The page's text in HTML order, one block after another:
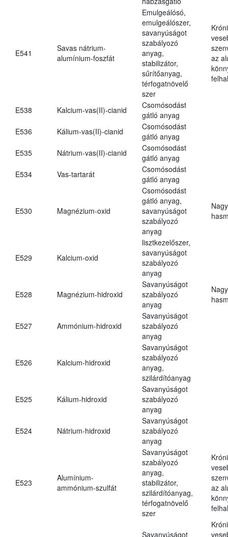
E541
Savas nátrium-
alumínium-foszfát
Emulgeálósó,
emulgeálószer,
savanyúságot
szabályozó
anyag,
stabilizátor,
sűrítőanyag,
térfogatnövelő
szer
az
E538 Kalcium-vas(II)-cianid
Csomósodást
gátló anyag
E536
Kálium-vas(II)-cianid
Csomósodást
gátló anyag
E535
Nátrium-vas(II)-cianid
Csomósodást
gátló anyag
E534
Vas-tartarát
Csomósodást
gátló anyag
E530 Magnézium-oxid
Csomósodást
gátló anyag,
savanyúságot
szabályozó
anyag
E529 Kalcium-oxid
lisztkezelőszer,
savanyúságot
szabályozó
anyag
E528 Magnézium-hidroxid
Savanyúságot
szabályozó
anyag
E527 Ammónium-hidroxid
Savanyúságot
szabályozó
anyag
E526 Kalcium-hidroxid
Savanyúságot
szabályozó
anyag,
szilárdítóanyag
E525 Kálium-hidroxid
Savanyúságot
szabályozó
anyag
E524 Nátrium-hidroxid
Savanyúságot
szabályozó
anyag
E523
Alumínium-
ammónium-szulfát
Savanyúságot
szabályozó
anyag,
stabilizátor,
szilárdítóanyag,
térfogatnövelő
szer
az
Savanyúságot